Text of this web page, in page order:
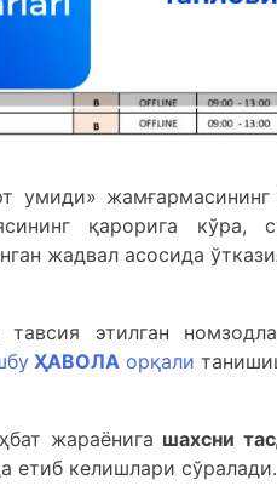
умиди»
қарорига кўра,
жадвал асосида
тавсия этилган
ҲАВОЛА орқали
жараёнига шахсни
етиб келишлари сўралади.